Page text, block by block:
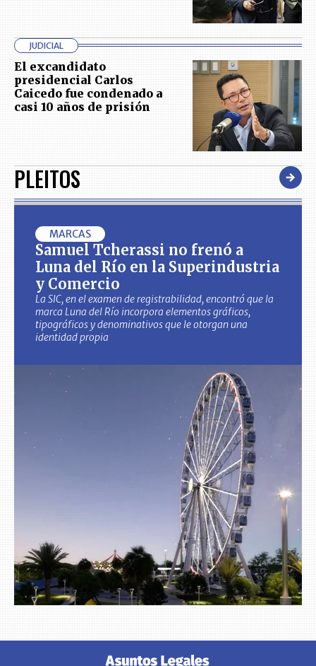
JUDICIAL
El excandidato
presidencial Carlos
Caicedo fue condenado a
casi 10 años de prisión
PLEITOS
MARCAS
Samuel Tcherassi no frenó a
Luna del Río en la Superindustria
y Comercio
La SIC, en el examen de registrabilidad, encontró que la
marca Luna del Río incorpora elementos gráficos,
tipográficos y denominativos que le otorgan una
identidad propia